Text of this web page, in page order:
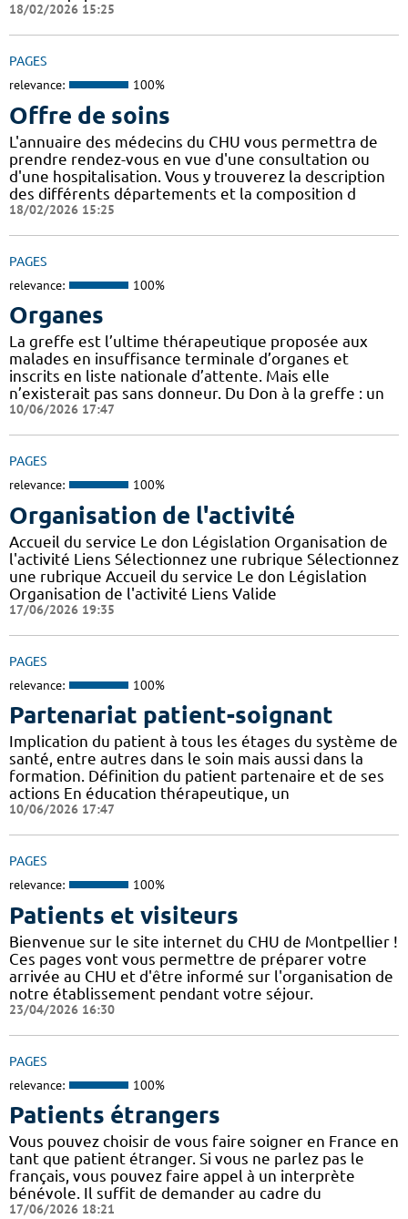
18/02/2026 15:25
PAGES
relevance: 100%
Offre de soins
L'annuaire des médecins du CHU vous permettra de
prendre rendez-vous en vue d'une consultation ou
d'une hospitalisation. Vous y trouverez la description
des différents départements et la composition d
18/02/2026 15:25
PAGES
relevance: 100%
Organes
La greffe est l’ultime thérapeutique proposée aux
malades en insuffisance terminale d’organes et
inscrits en liste nationale d’attente. Mais elle
n’existerait pas sans donneur. Du Don à la greffe : un
10/06/2026 17:47
PAGES
relevance: 100%
Organisation de l'activité
Accueil du service Le don Législation Organisation de
l'activité Liens Sélectionnez une rubrique Sélectionnez
une rubrique Accueil du service Le don Législation
Organisation de l'activité Liens Valide
17/06/2026 19:35
PAGES
relevance: 100%
Partenariat patient-soignant
Implication du patient à tous les étages du système de
santé, entre autres dans le soin mais aussi dans la
formation. Définition du patient partenaire et de ses
actions En éducation thérapeutique, un
10/06/2026 17:47
PAGES
relevance: 100%
Patients et visiteurs
Bienvenue sur le site internet du CHU de Montpellier !
Ces pages vont vous permettre de préparer votre
arrivée au CHU et d'être informé sur l'organisation de
notre établissement pendant votre séjour.
23/04/2026 16:30
PAGES
relevance: 100%
Patients étrangers
Vous pouvez choisir de vous faire soigner en France en
tant que patient étranger. Si vous ne parlez pas le
français, vous pouvez faire appel à un interprète
bénévole. Il suffit de demander au cadre du
17/06/2026 18:21